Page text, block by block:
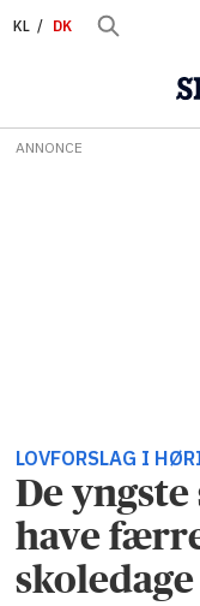
KL DK
ANNONCE
LOVFORSLAG I
De
have
skoledage